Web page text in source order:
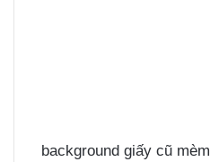
background giấy cũ mèm